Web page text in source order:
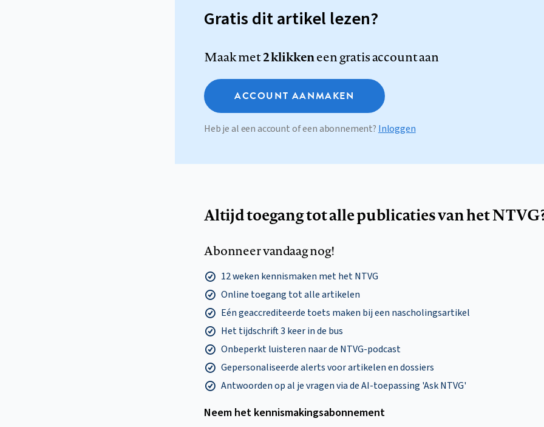
Gratis dit artikel lezen?
Maak met2 klikkeneen gratis account aan
ACCOUNT AANMAKEN
Heb je al een account of een abonnement? Inloggen
Altijd toegang tot alle publicaties van het
Abonneer vandaag nog!
12 weken kennismaken met het NTVG
Online toegang tot alle artikelen
Eén geaccrediteerde toets maken bij een nascholingsartikel
Het tijdschrift 3 keer in de bus
Onbeperkt luisteren naar de NTVG-podcast
Gepersonaliseerde alerts voor artikelen en dossiers
Antwoorden op al je vragen via de AI-toepassing 'Ask NTVG'
Neem het kennismakings­abonnement